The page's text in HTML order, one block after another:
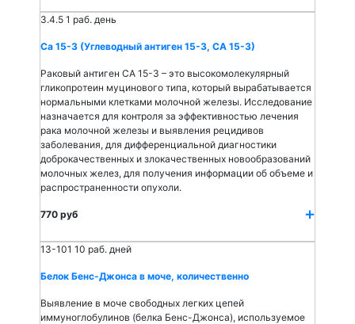
3.4.5 1 раб. день
Са 15-3 (Углеводный антиген 15-3, СА 15-3)
Раковый антиген СА 15-3 – это высокомолекулярный
гликопротеин муцинового типа, который вырабатывается
нормальными клетками молочной железы. Исследование
назначается для контроля за эффективностью лечения
рака молочной железы и выявления рецидивов
заболевания, для дифференциальной диагностики
доброкачественных и злокачественных новообразований
молочных желез, для получения информации об объеме и
распространенности опухоли.
770 руб
13-101 10 раб. дней
Белок Бенс-Джонса в моче, количественно
Выявление в моче свободных легких цепей
иммуноглобулинов (белка Бенс-Джонса), используемое